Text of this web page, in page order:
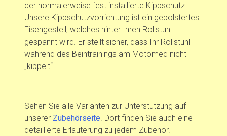
der normalerweise fest installierte Kippschutz.
Unsere Kippschutzvorrichtung ist ein gepolstertes
Eisengestell, welches hinter Ihren Rollstuhl
gespannt wird. Er stellt sicher, dass Ihr Rollstuhl
während des Beintrainings am Motomed nicht
„kippelt“.
Sehen Sie alle Varianten zur Unterstützung auf
unserer Zubehörseite. Dort finden Sie auch eine
detaillierte Erläuterung zu jedem Zubehör.